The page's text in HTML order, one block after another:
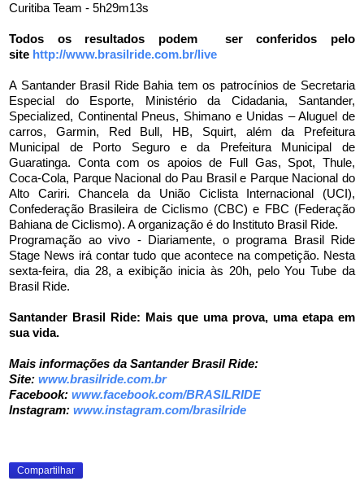
Curitiba Team - 5h29m13s
Todos os resultados podem ser conferidos pelo
site http://www.brasilride.com.br/ live
A Santander Brasil Ride Bahia tem os patrocínios de Secretaria
Especial do Esporte, Ministério da Cidadania, Santander,
Specialized, Continental Pneus, Shimano e Unidas – Aluguel de
carros, Garmin, Red Bull, HB, Squirt, além da Prefeitura
Municipal de Porto Seguro e da Prefeitura Municipal de
Guaratinga. Conta com os apoios de Full Gas, Spot, Thule,
Coca-Cola, Parque Nacional do Pau Brasil e Parque Nacional do
Alto Cariri. Chancela da União Ciclista Internacional (UCI),
Confederação Brasileira de Ciclismo (CBC) e FBC (Federação
Bahiana de Ciclismo). A organização é do Instituto Brasil Ride.
Programação ao vivo - Diariamente, o programa Brasil Ride
Stage News irá contar tudo que acontece na competição. Nesta
sexta-feira, dia 28, a exibição inicia às 20h, pelo You Tube da
Brasil Ride.
Santander Brasil Ride: Mais que uma prova, uma etapa em
sua vida.
Mais informações da Santander Brasil Ride:
Site: www.brasilride.com.br
Facebook: www.facebook.com/BRASILRIDE
Instagram: www.instagram.com/brasilride
Compartilhar